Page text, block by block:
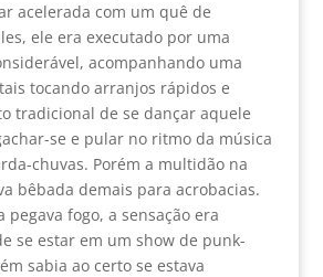
acelerada com um quê de
ele era executado por uma
acompanhando uma
tocando arranjos rápidos e
tradicional de se dançar aquele
se e pular no ritmo da música
chuvas. Porém a multidão na
bêbada demais para acrobacias.
pegava fogo, a sensação era
se estar em um show de punk-
sabia ao certo se estava